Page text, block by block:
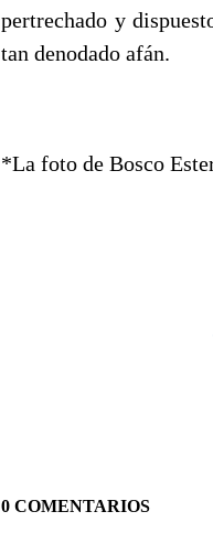
pertrechado y
tan denodado afán.
*La foto de Bosco
0 COMENTARIOS